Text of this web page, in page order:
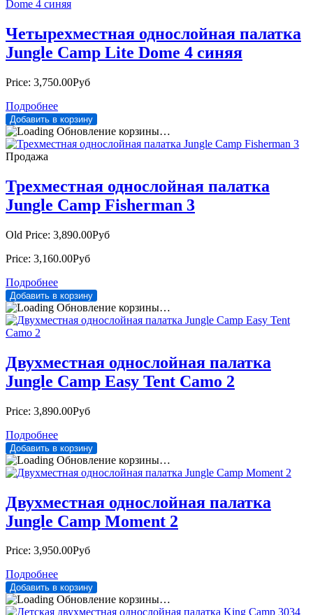
Четырехместная однослойная палатка
Jungle Camp Lite Dome 4 синяя
Price: 3,750.00Руб
Подробнее
Обновление корзины…
Продажа
Трехместная однослойная палатка
Jungle Camp Fisherman 3
Old Price: 3,890.00Руб
Price: 3,160.00Руб
Подробнее
Обновление корзины…
Двухместная однослойная палатка
Jungle Camp Easy Tent Camo 2
Price: 3,890.00Руб
Подробнее
Обновление корзины…
Двухместная однослойная палатка
Jungle Camp Moment 2
Price: 3,950.00Руб
Подробнее
Обновление корзины…